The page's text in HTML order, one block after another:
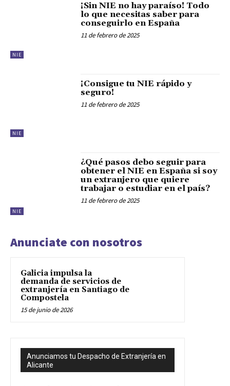
NIE
¡Sin NIE no hay paraíso! Todo
lo que necesitas saber para
conseguirlo en España
11 de febrero de 2025
NIE
¡Consigue tu NIE rápido y
seguro!
11 de febrero de 2025
NIE
¿Qué pasos debo seguir para
obtener el NIE en España si soy
un extranjero que quiere
trabajar o estudiar en el país?
11 de febrero de 2025
Anunciate con nosotros
Galicia impulsa la
demanda de servicios de
extranjería en Santiago de
Compostela
15 de junio de 2026
Anunciamos tu Despacho de Extranjería en
Alicante